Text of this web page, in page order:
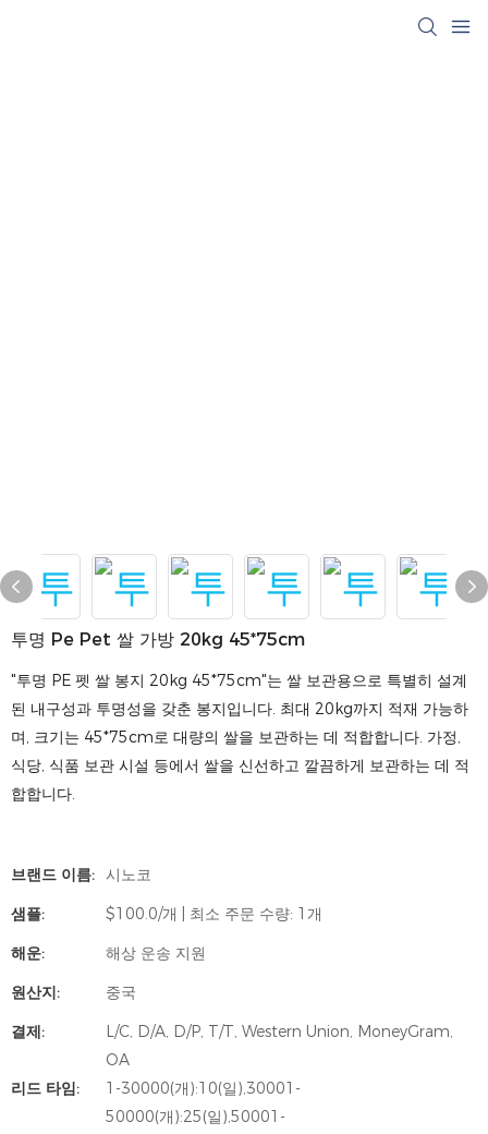
투명 Pe Pet 쌀 가방 20kg 45*75cm
"투명 PE 펫 쌀 봉지 20kg 45*75cm"는 쌀 보관용으로 특별히 설계
된 내구성과 투명성을 갖춘 봉지입니다. 최대 20kg까지 적재 가능하
며, 크기는 45*75cm로 대량의 쌀을 보관하는 데 적합합니다. 가정,
식당, 식품 보관 시설 등에서 쌀을 신선하고 깔끔하게 보관하는 데 적
합합니다.
브랜드 이름: 시노코
샘플:
$100.0/개 | 최소 주문 수량: 1개
해운:
해상 운송 지원
원산지:
중국
결제:
L/C, D/A, D/P, T/T, Western Union, MoneyGram,
OA
리드 타임:
1-30000(개):10(일),30001-
50000(개):25(일),50001-